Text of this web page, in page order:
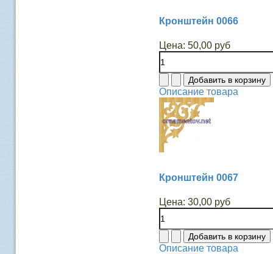
Кронштейн 0066
Цена: 50,00 руб
Описание товара
Кронштейн 0067
Цена: 30,00 руб
Описание товара